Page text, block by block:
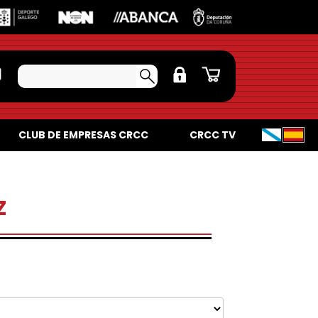
CLUB DE EMPRESAS CRCC CRCC TV